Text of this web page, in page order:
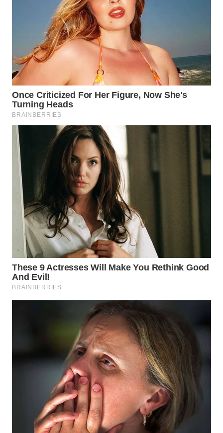
WN
BOGOR
WN
DEPOK
SAMOSIR
WN
PADANG
LAWAS
WN
SUMEDANG
TANGERANG
BINJAI